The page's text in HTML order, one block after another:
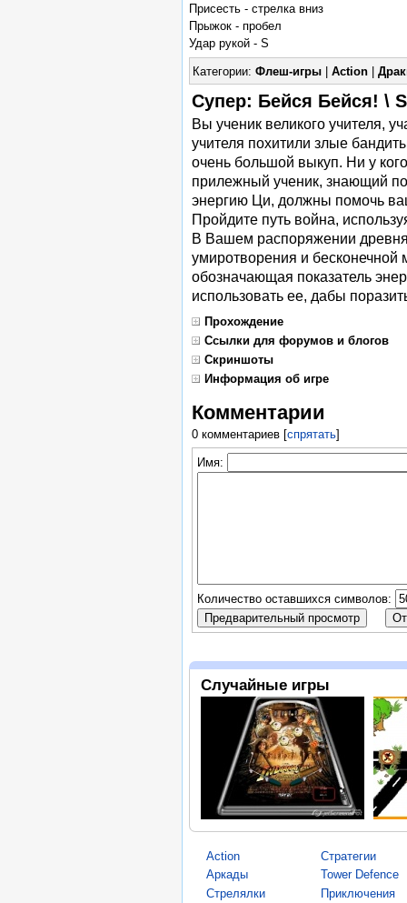
Присесть - стрелка вниз
Прыжок - пробел
Удар рукой - S
Категории: Флеш-игры| Action|
Супер: Бейся Бейся! \
Вы ученик великого учителя,
учителя похитили злые
очень большой выкуп. Ни у
прилежный ученик, знающий
энергию Ци, должны помочь
Пройдите путь война,
В Вашем распоряжении
умиротворения и бесконечной
обозначающая показатель
использовать ее, дабы
Прохождение
Ссылки для форумов и блогов
Скриншоты
Информация об игре
Комментарии
0 комментариев[спрятать]
Имя:
Количество оставшихся символов:
Случайные игры
Action
Аркады
Стрелялки
Стратегии
Tower Defence
Приключения